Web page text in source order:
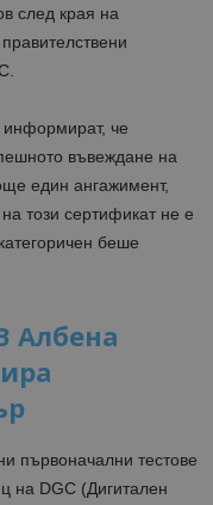
след края на
че
въвеждане на
един ангажимент,
този сертификат не е
беше
Албена
първоначални тестове
на DGC (Дигитален